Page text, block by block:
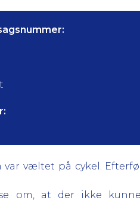
væltet på cykel.
om, at der ikke